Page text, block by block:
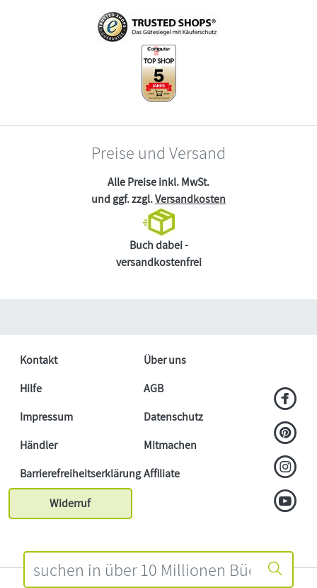
Preise und Versand
Alle Preise inkl. MwSt.
und ggf. zzgl.Versandkosten
Buch dabei -
versandkostenfrei
Kontakt
Über uns
Hilfe
AGB
Impressum
Datenschutz
Händler
Mitmachen
BarrierefreiheitserklärungAffiliate
Widerruf